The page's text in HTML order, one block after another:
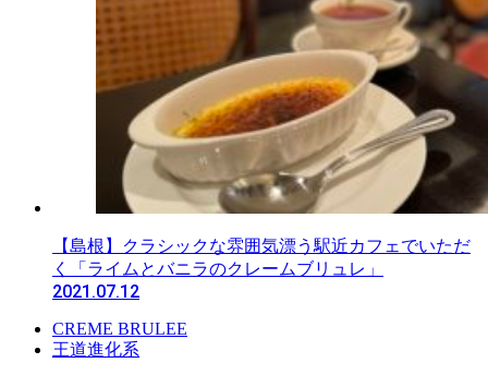
【島根】クラシックな雰囲気漂う駅近カフェでいただ
く「ライムとバニラのクレームブリュレ」
2021.07.12
CREME BRULEE
王道進化系